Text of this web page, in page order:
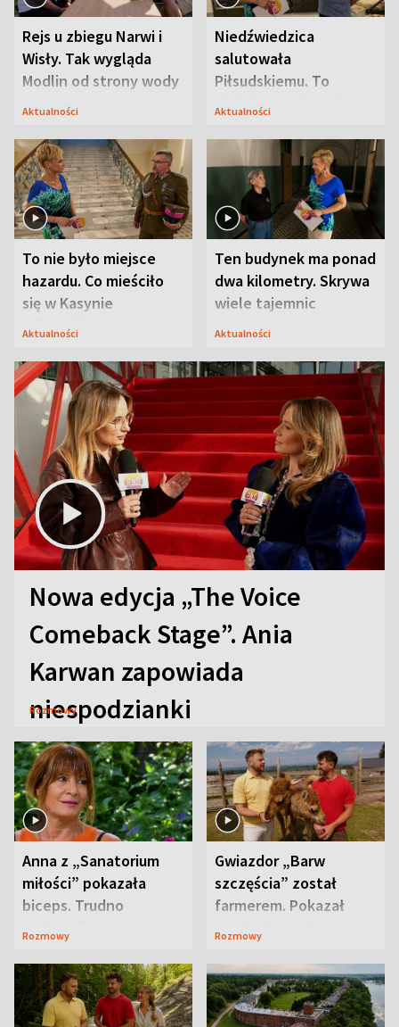
Rejs u zbiegu Narwi i
Wisły. Tak wygląda
Modlin od strony wody
Aktualności
Niedźwiedzica
salutowała
Piłsudskiemu. To
niejedyna tajemnica
Aktualności
To nie było miejsce
hazardu. Co mieściło
się w Kasynie
Oficerskim?
Aktualności
Ten budynek ma ponad
dwa kilometry. Skrywa
wiele tajemnic
Aktualności
Nowa edycja „The Voice
Comeback Stage”. Ania
Karwan zapowiada
niespodzianki
Rozmowy
Anna z „Sanatorium
miłości” pokazała
biceps. Trudno
uwierzyć, co przeszła
Rozmowy
Gwiazdor „Barw
szczęścia” został
farmerem. Pokazał
swoje niezwykłe
Rozmowy